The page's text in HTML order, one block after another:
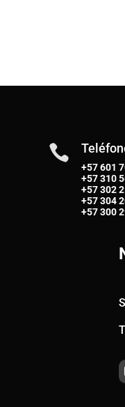

+57 601
+57310
+57302
+57304
+57300